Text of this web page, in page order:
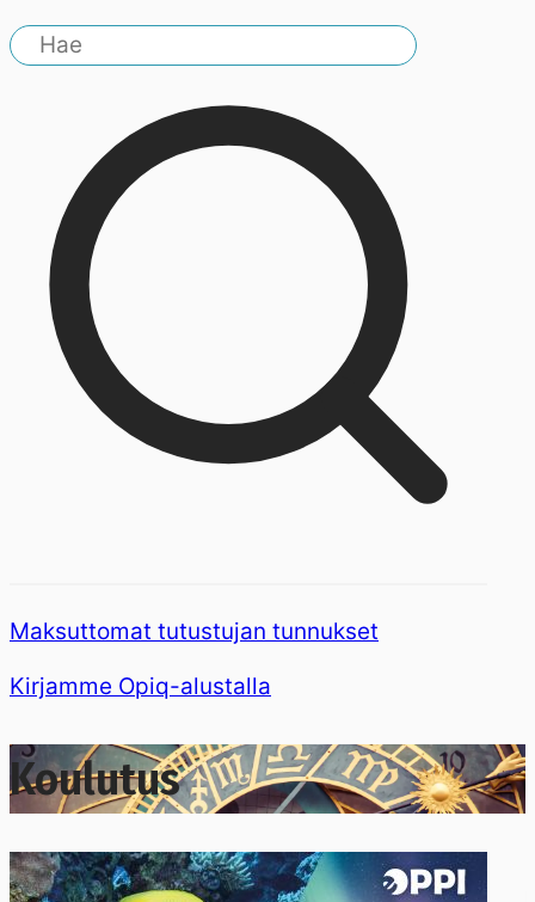
Maksuttomat tutustujan tunnukset
Kirjamme Opiq-alustalla
Koulutus